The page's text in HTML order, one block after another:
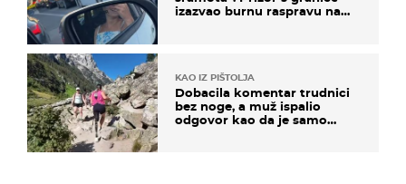
izazvao burnu raspravu na
KAO IZ PIŠTOLJA
Dobacila komentar trudnici
bez noge, a muž ispalio
odgovor kao da je samo